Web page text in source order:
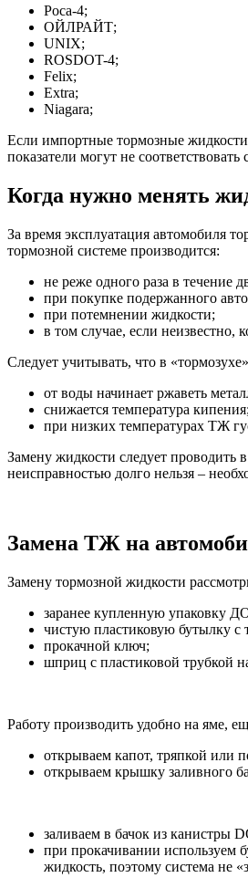
Роса-4;
ОЙЛРАЙТ;
UNIX;
ROSDOT-4;
Felix;
Extra;
Niagara;
Если импортные тормозные жидкости
показатели могут не
Когда нужно менять
За время эксплуатация автомобиля
тормозной системе производится:
не реже одного раза в течение
при покупке подержанного
при потемнении жидкости;
в том случае, если неизвестно,
Следует учитывать, что в
от воды начинает ржаветь
снижается температура кипения;
при низких температурах ТЖ
Замену жидкости следует проводить
неисправностью долго нельзя –
Замена ТЖ на
Замену тормозной жидкости
заранее купленную упаковку
чистую пластиковую бутылку с
прокачной ключ;
шприц с пластиковой трубкой
Работу производить удобно на яме,
открываем капот, тряпкой или
открываем крышку заливного
заливаем в бачок из канистры
при прокачивании используем
жидкость, поэтому система не